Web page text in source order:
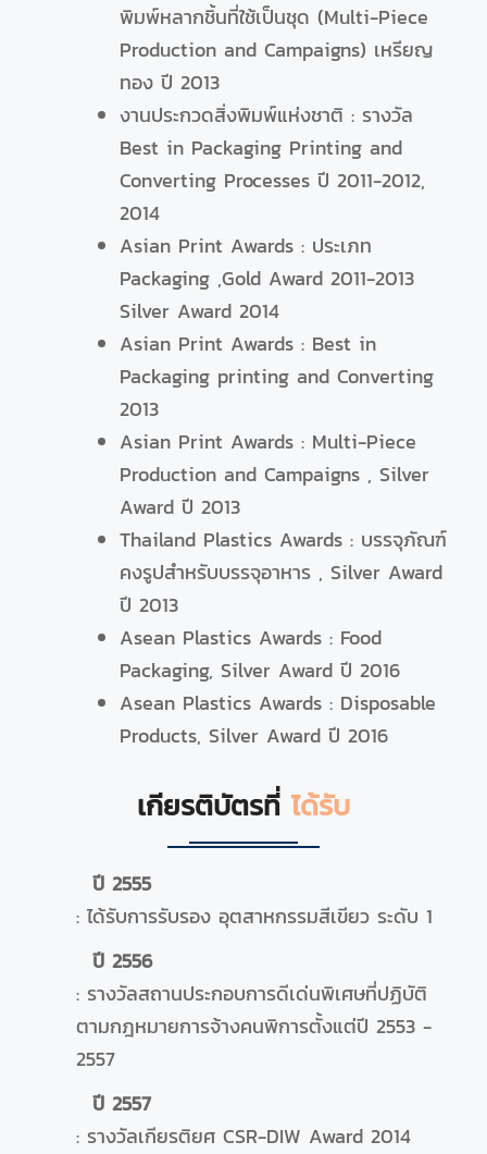
พิมพ์หลากชิ้นที่ใช้เป็นชุด (Multi-Piece
Production and Campaigns) เหรียญ
ทอง ปี 2013
งานประกวดสิ่งพิมพ์แห่งชาติ : รางวัล
Best in Packaging Printing and
Converting Processes ปี 2011-2012,
2014
Asian Print Awards : ประเภท
Packaging ,Gold Award 2011-2013
Silver Award 2014
Asian Print Awards : Best in
Packaging printing and Converting
2013
Asian Print Awards : Multi-Piece
Production and Campaigns , Silver
Award ปี 2013
Thailand Plastics Awards : บรรจุภัณฑ์
คงรูปสำหรับบรรจุอาหาร , Silver Award
ปี 2013
Asean Plastics Awards : Food
Packaging, Silver Award ปี 2016
Asean Plastics Awards : Disposable
Products, Silver Award ปี 2016
เกียรติบัตรที่ ได้รับ
ปี 2555
: ได้รับการรับรอง อุตสาหกรรมสีเขียว ระดับ 1
ปี 2556
: รางวัลสถานประกอบการดีเด่นพิเศษที่ปฏิบัติ
ตามกฎหมายการจ้างคนพิการตั้งแต่ปี 2553 -
2557
ปี 2557
: รางวัลเกียรติยศ CSR-DIW Award 2014